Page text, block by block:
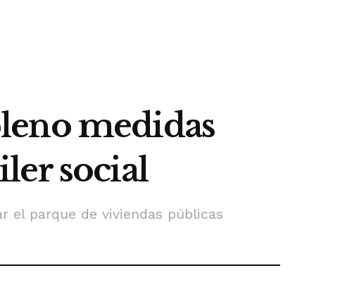
medidas
social
el parque de viviendas públicas